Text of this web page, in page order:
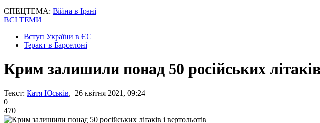
СПЕЦТЕМА: Війна в Ірані
ВСІ ТЕМИ
Вступ України в ЄС
Теракт в Барселоні
Крим залишили понад 50 російських літаків
Текст: Катя Юськів, 26 квітня 2021, 09:24
0
470